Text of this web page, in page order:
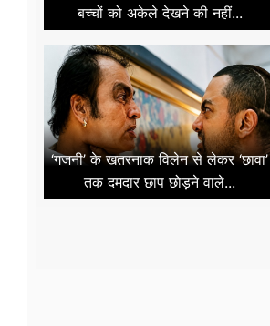
बच्चों को अकेले देखने की नहीं...
‘गजनी’ के खतरनाक विलेन से लेकर ‘छावा’
तक दमदार छाप छोड़ने वाले...